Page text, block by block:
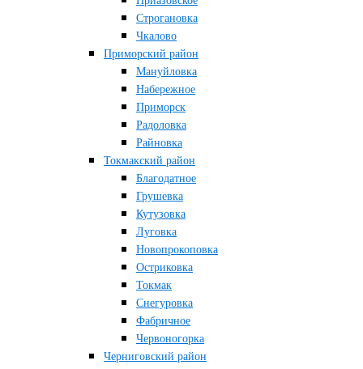
Строгановка
Чкалово
Приморский район
Мануйловка
Набережное
Приморск
Радоловка
Райновка
Токмакский район
Благодатное
Грушевка
Кутузовка
Луговка
Новопрокоповка
Остриковка
Токмак
Снегуровка
Фабричное
Червоногорка
Черниговский район